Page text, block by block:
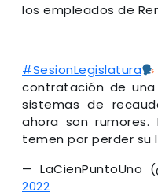
los empleados de
#SesionLegislatura
contratación de
sistemas de
ahora son rumores.
temen por perder su
— LaCienPuntoUno
2022